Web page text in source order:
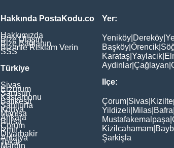
Hakkında PostaKodu.co
Hakkımızda
Bize Ulaşın
Bize Bağlanın
Bizimle Reklam Verin
SSS
Türkiye
Sivas
Erzurum
Samsun
Kastamonu
Balikesir
Şanliurfa
Konya
Manisa
Ankara
Bursa
Çorum
İzmir
Diyarbakir
Antalya
Tokat
Mardin
Yer:
Yeniköy Dereköy
Başköy Örencik
Karataş Yaylacik
Aydinlar Çağlayan
Ilçe:
Çorum Sivas
Yildizeli Milas Bafra
Mustafakemalpaşa
Kizilcahamam
Şarkişla